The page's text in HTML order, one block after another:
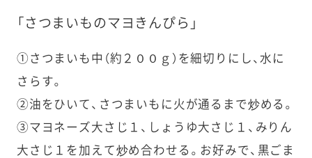
「さつまいものマヨきんぴら」
①さつまいも中（約２００ｇ）を細切りにし、水に
さらす。
②油をひいて、さつまいもに火が通るまで炒める。
③マヨネーズ大さじ１、しょうゆ大さじ１、みりん
大さじ１を加えて炒め合わせる。お好みで、黒ごま